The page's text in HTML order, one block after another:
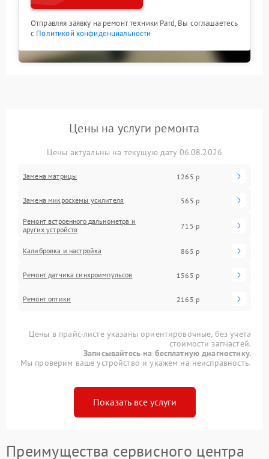
Отправляя заявку на ремонт техники Pard, Вы соглашаетесь
с Политикой конфиденциальности
Цены на услуги ремонта
Цены актуальны на текущую дату 06.08.2026
Замена матрицы 1265 р
Замена микросхемы усилителя 565 р
Ремонт встроенного дальнометра и
других устройств
715 р
Калибровка и настройка 865 р
Ремонт датчика синхроимпульсов 1565 р
Ремонт оптики 2165 р
Цены в прайс-листе указаны ориентировочные, без учета
стоимости запчастей.
Записывайтесь на бесплатную диагностику.
Мы проверим ваше устройство и укажем на неисправность.
Показать все услуги
Преимущества сервисного центра